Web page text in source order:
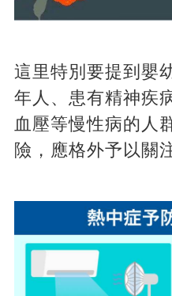
這里特別要提到嬰
年人、患有精神疾
血壓等慢性病的人
險，應格外予以關